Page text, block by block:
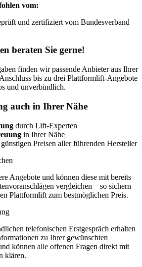
vom:
und zertifiziert vom Bundesverband
beraten Sie gerne!
finden wir passende Anbieter aus Ihrer
bis zu drei Plattformlift-Angebote
und unverbindlich.
auch in Ihrer Nähe
durch Lift-Experten
in Ihrer Nähe
Preisen aller führenden Hersteller
Angebote und können diese mit bereits
vergleichen – so sichern
Plattformlift zum bestmöglichen Preis.
telefonischen Erstgespräch erhalten
zu Ihrer gewünschten
können alle offenen Fragen direkt mit
klären.